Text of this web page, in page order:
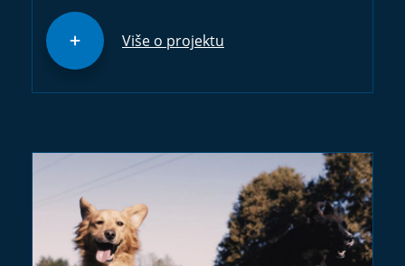
Više o projektu